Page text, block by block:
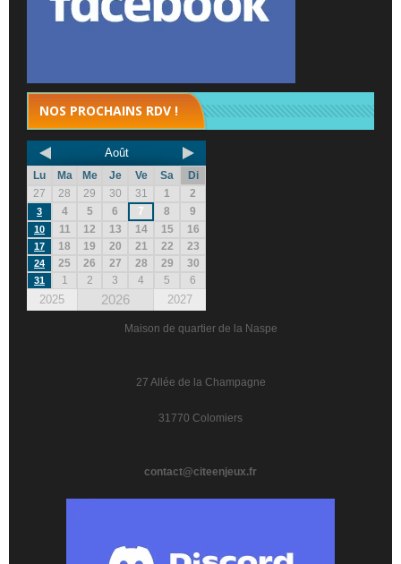
NOS PROCHAINS RDV !
Août
Lu Ma Me Je Ve Sa
Di
27
28 29 30 31 1 2
3 4 5 6 7 8 9
10 11 12 13 14 15 16
17 18 19 20 21 22 23
24 25 26 27 28 29 30
31 1 2 3 4 5 6
2025 2026 2027
Maison de quartier de la Naspe
27 Allée de la Champagne
31770 Colomiers
contact@citeenjeux.fr